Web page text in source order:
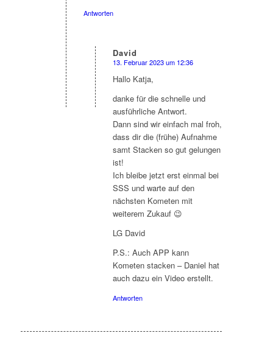
Antworten
David
sagte:
13. Februar 2023 um 12:36
Hallo Katja,
danke für die schnelle und
ausführliche Antwort.
Dann sind wir einfach mal froh,
dass dir die (frühe) Aufnahme
samt Stacken so gut gelungen
ist!
Ich bleibe jetzt erst einmal bei
SSS und warte auf den
nächsten Kometen mit
weiterem Zukauf 😉
LG David
P.S.: Auch APP kann
Kometen stacken – Daniel hat
auch dazu ein Video erstellt.
Antworten